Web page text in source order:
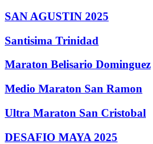
SAN AGUSTIN 2025
Santisima Trinidad
Maraton Belisario Dominguez
Medio Maraton San Ramon
Ultra Maraton San Cristobal
DESAFIO MAYA 2025